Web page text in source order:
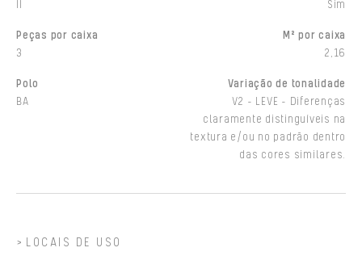
Sim
Peças por caixa
3
M² por caixa
2,16
Polo
BA
Variação de tonalidade
V2 - LEVE - Diferenças
claramente distinguíveis na
textura e/ou no padrão dentro
das cores similares.
LOCAIS DE USO